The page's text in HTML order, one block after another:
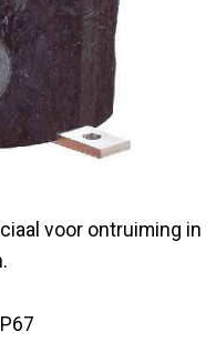
voor ontruiming in